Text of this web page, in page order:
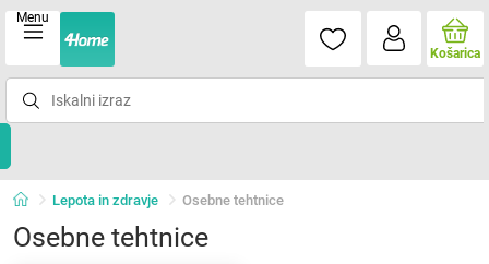
Menu
Košarica
Lepota in zdravje Osebne tehtnice
Osebne tehtnice